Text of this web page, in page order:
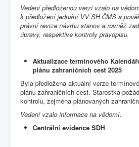
Vedení předloženou verzi vzalo na
k předložení jednání VV SH ČMS a
právní revize návrhu stanov a rovněž
úpravy, respektive kontroly pravopisu.
Aktualizace termínového
plánu zahraničních cest 2025
Byla předložena aktuální verze
plánu zahraničních cest. Starostka
kontrolu, zejména plánovaných
Vedení vzalo informace na vědomí.
Centrální evidence SDH